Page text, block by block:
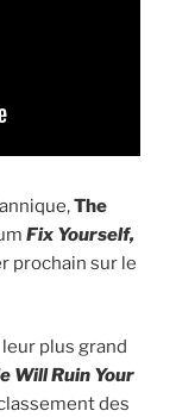
The
Fix Yourself,
prochain sur le
plus grand
Will Ruin Your
des